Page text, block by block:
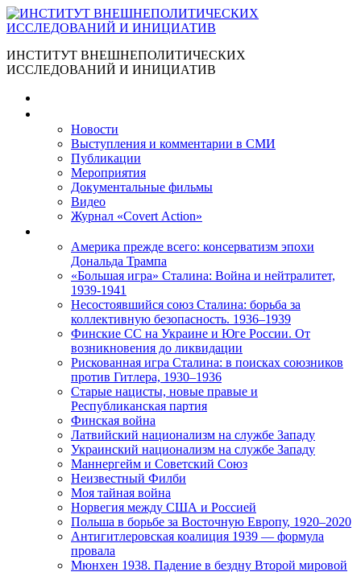
ИНСТИТУТ ВНЕШНЕПОЛИТИЧЕСКИХ
ИССЛЕДОВАНИЙ И ИНИЦИАТИВ
Новости
Выступления и коммента­рии в СМИ
Публикации
Мероприятия
Документальные фильмы
Видео
Журнал «Covert Action»
Америка прежде всего: консерватизм эпохи
Дональда Трампа
«Большая игра» Сталина: Война и нейтралитет,
1939-1941
Несостоявшийся союз Сталина: борьба за
коллективную безопасность. 1936–1939
Финские СС на Украине и Юге России. От
возникновения до ликвидации
Рискованная игра Сталина: в поисках союзников
против Гитлера, 1930–1936
Старые нацисты, новые правые и
Республиканская партия
Финская война
Латвийский национализм на службе Западу
Украинский национализм на службе Западу
Маннергейм и Советский Союз
Неизвестный Филби
Моя тайная война
Норвегия между США и Россией
Польша в борьбе за Восточную Европу, 1920–2020
Антигитлеровская коалиция 1939 — формула
провала
Мюнхен 1938. Падение в бездну Второй мировой